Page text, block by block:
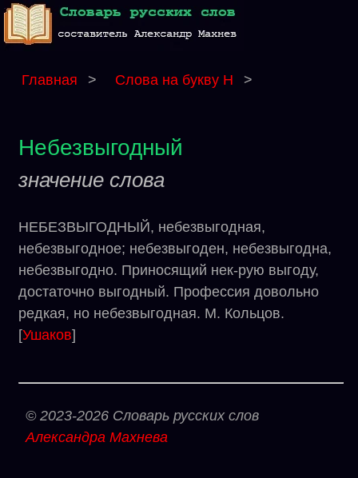
Главная > Слова на букву Н >
Небезвыгодный
значение слова
НЕБЕЗВЫГОДНЫЙ, небезвыгодная,
небезвыгодное; небезвыгоден, небезвыгодна,
небезвыгодно. Приносящий нек-рую выгоду,
достаточно выгодный. Профессия довольно
редкая, но небезвыгодная. М. Кольцов.
[Ушаков]
© 2023-2026 Словарь русских слов
Александра Махнева